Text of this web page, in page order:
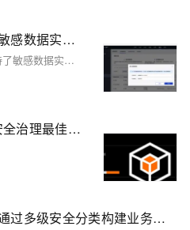
数据安全最佳实践（6）：敏感数据实时识别与批量保护【Dataphin V3.9】
在DataphinV3.9版本中，我们支持了敏感数据实时识别的能力，能够实时发现敏感数据并进行保护，形成了手动上传+周期识别+实时识别的完整敏感数据识别体系。 同时，我们在DataphinV3.9版本中，支持了给敏感数据批量配置脱敏策略，可以给没有单独配置脱敏策略的敏感数据进行批量的脱敏保护，从而确保敏感数据不泄露。
官方认证来袭！云上数据安全治理最佳实践
数据安全最佳实践（7）：通过多级安全分类构建业务安全体系【Dataphin V3.11】